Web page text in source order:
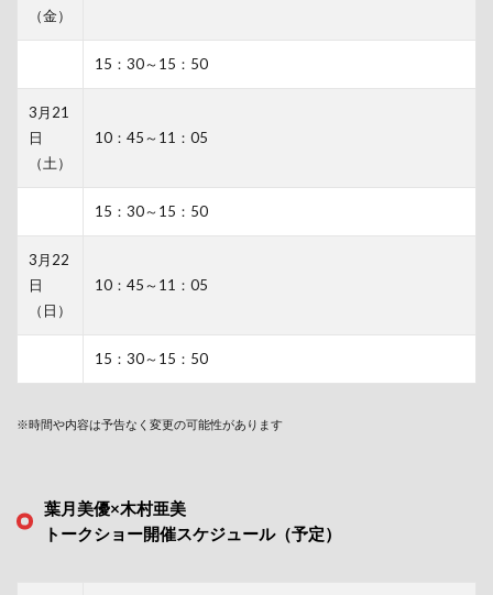
（金）
15：30～15：50
3月21
日
（土）
10：45～11：05
15：30～15：50
3月22
日
（日）
10：45～11：05
15：30～15：50
※時間や内容は予告なく変更の可能性があります
葉月美優×木村亜美
トークショー開催スケジュール（予定）